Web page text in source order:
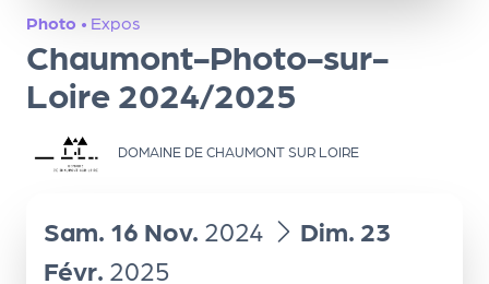
Photo • Expos
Chaumont-Photo-sur-
Loire 2024/2025
DOMAINE DE CHAUMONT SUR LOIRE
du
Sam. 16 Nov. 2024 au
Dim. 23
Févr. 2025
ns
PR
O
G!
PR
G!